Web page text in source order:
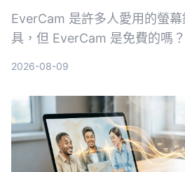
EverCam 是許多人愛用的螢
具，但 EverCam 是免費的嗎
2026-08-09